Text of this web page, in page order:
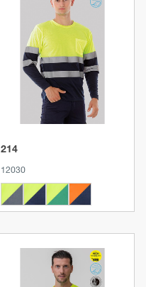
Produkt anzeigen
214
12030